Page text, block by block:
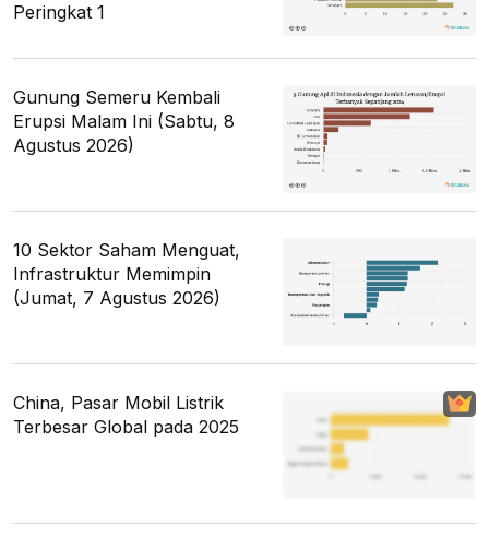
Peringkat 1
Gunung Semeru Kembali
Erupsi Malam Ini (Sabtu, 8
Agustus 2026)
10 Sektor Saham Menguat,
Infrastruktur Memimpin
(Jumat, 7 Agustus 2026)
China, Pasar Mobil Listrik
Terbesar Global pada 2025